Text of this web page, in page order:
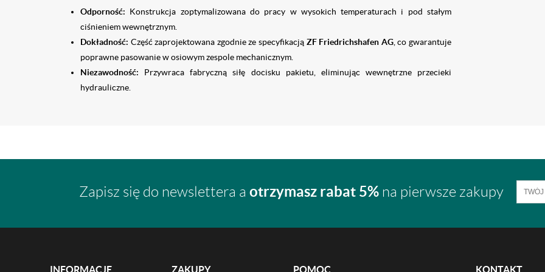
Odporność: Konstrukcja zoptymalizowana do pracy w wysokich temperaturach i pod stałym
ciśnieniem wewnętrznym.
Dokładność: Część zaprojektowana zgodnie ze specyfikacją ZF Friedrichshafen AG, co gwarantuje
poprawne pasowanie w osiowym zespole mechanicznym.
Niezawodność: Przywraca fabryczną siłę docisku pakietu, eliminując wewnętrzne przecieki
hydrauliczne.
Zapisz się do newslettera a otrzymasz rabat 5% na pierwsze zakupy
INFORMACJE ZAKUPY POMOC KONTAKT